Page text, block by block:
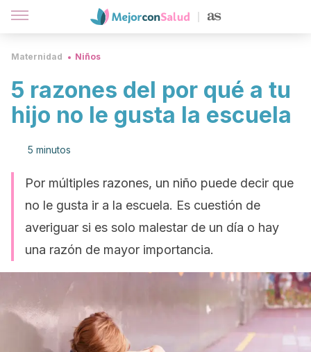
Maternidad Niños
5 razones del por qué a tu
hijo no le gusta la escuela
5 minutos
Por múltiples razones, un niño puede decir que
no le gusta ir a la escuela. Es cuestión de
averiguar si es solo malestar de un día o hay
una razón de mayor importancia.